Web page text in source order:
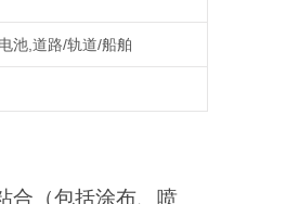
池,道路/轨道/船舶
合（包括涂布、喷